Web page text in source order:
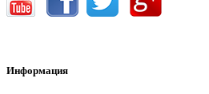
Информация